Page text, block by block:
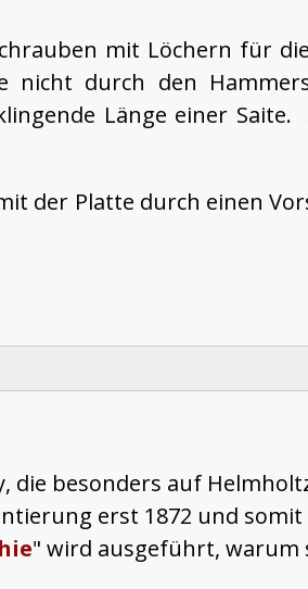
mit Löchern für
durch den
Länge einer
der Platte durch einen
die besonders auf
erst 1872 und somit
" wird ausgeführt, warum